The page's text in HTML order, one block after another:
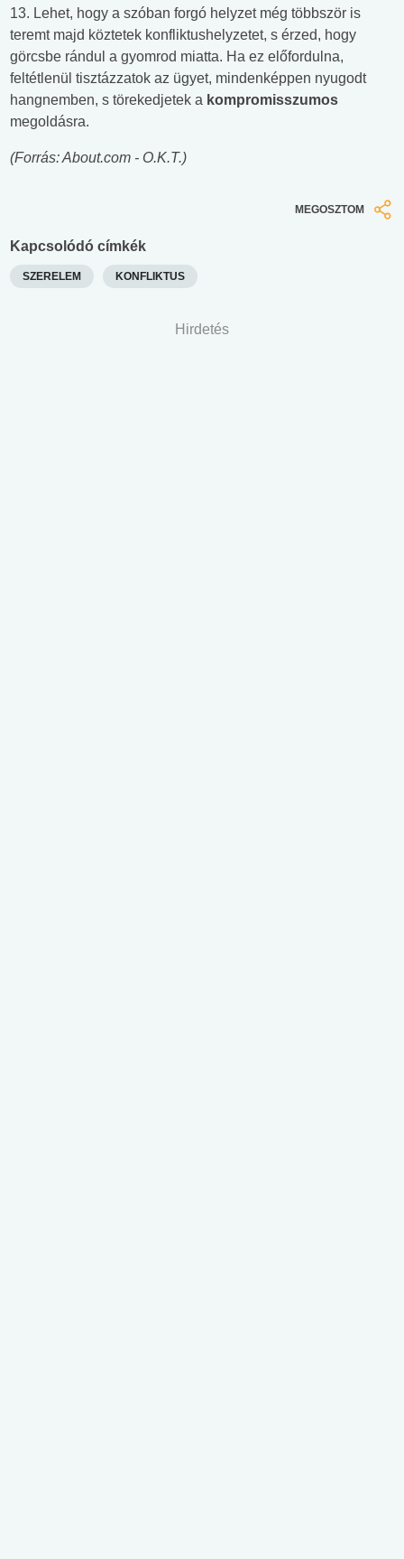
13. Lehet, hogy a szóban forgó helyzet még többször is
teremt majd köztetek konfliktushelyzetet, s érzed, hogy
görcsbe rándul a gyomrod miatta. Ha ez előfordulna,
feltétlenül tisztázzatok az ügyet, mindenképpen nyugodt
hangnemben, s törekedjetek a kompromisszumos
megoldásra.
(Forrás: About.com - O.K.T.)
MEGOSZTOM
Kapcsolódó címkék
SZERELEM KONFLIKTUS
Hirdetés